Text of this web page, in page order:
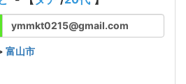
ymmkt0215@gmail.com
富山市